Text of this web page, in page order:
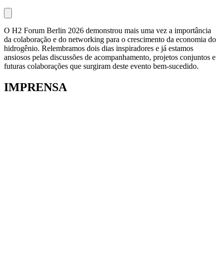
O H2 Forum Berlin 2026 demonstrou mais uma vez a importância
da colaboração e do networking para o crescimento da economia do
hidrogênio. Relembramos dois dias inspiradores e já estamos
ansiosos pelas discussões de acompanhamento, projetos conjuntos e
futuras colaborações que surgiram deste evento bem-sucedido.
IMPRENSA